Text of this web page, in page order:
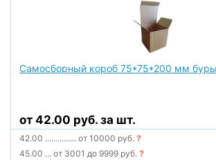
Самосборный короб 75*75*200 мм
от 42.00 руб. за шт.
42.00 ............... от 10000 руб.?
45.00 ... от 3001 до 9999 руб.?